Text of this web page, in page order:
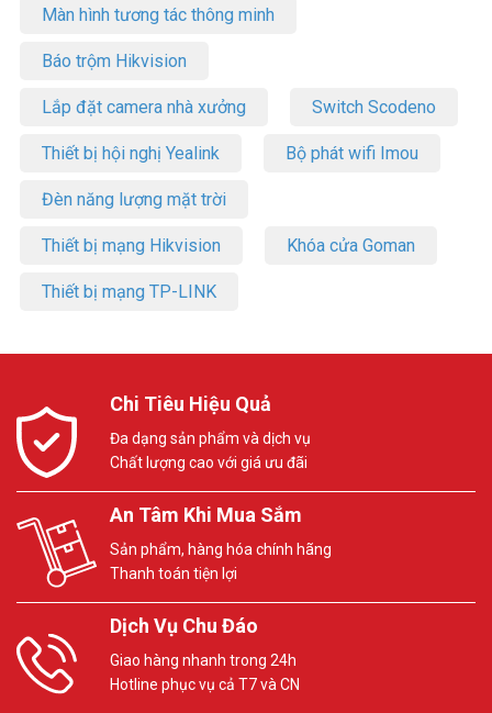
Màn hình tương tác thông minh
Báo trộm Hikvision
Lắp đặt camera nhà xưởng Switch Scodeno
Thiết bị hội nghị Yealink Bộ phát wifi Imou
Đèn năng lượng mặt trời
Thiết bị mạng Hikvision Khóa cửa Goman
Thiết bị mạng TP-LINK
Chi Tiêu Hiệu Quả
Đa dạng sản phẩm và dịch vụ
Chất lượng cao với giá ưu đãi
An Tâm Khi Mua Sắm
Sản phẩm, hàng hóa chính hãng
Thanh toán tiện lợi
Dịch Vụ Chu Đáo
Giao hàng nhanh trong 24h
Hotline phục vụ cả T7 và CN